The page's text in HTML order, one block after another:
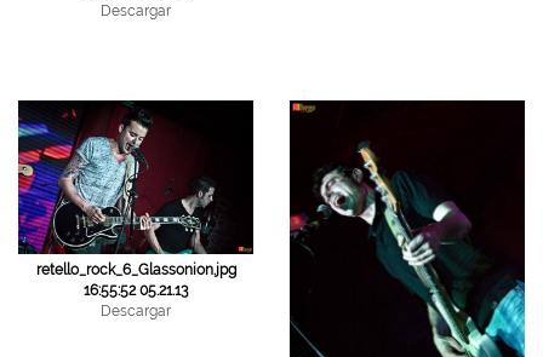
Descargar
retello_rock_6_Glassonion.jpg
16:55:52 05.21.13
Descargar